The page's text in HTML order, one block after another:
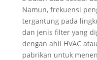
Namun, frekuensi
tergantung pada
dan jenis filter yang
dengan ahli HVAC
pabrikan untuk